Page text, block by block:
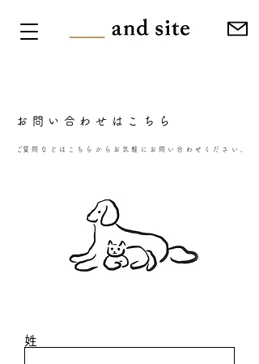
お問い合わせはこちら
​ご質問などはこちらからお気軽にお問い合わせください。
姓